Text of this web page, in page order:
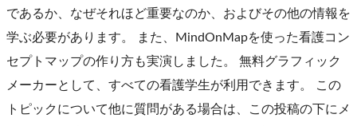
であるか、なぜそれほど重要なのか、およびその他の情報を
学ぶ必要があります。 また、MindOnMapを使った看護コン
セプトマップの作り方も実演しました。 無料グラフィック
メーカーとして、すべての看護学生が利用できます。 この
トピックについて他に質問がある場合は、この投稿の下にメ